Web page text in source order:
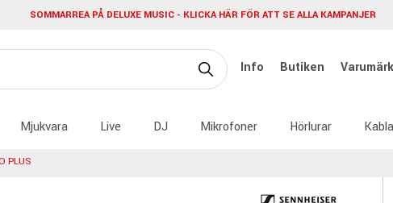
SOMMARREA PÅ DELUXE MUSIC - KLICKA HÄR FÖR ATT SE ALLA KAMPANJER
Info Butiken
Mjukvara Live DJ Mikrofoner Hörlurar
PLUS